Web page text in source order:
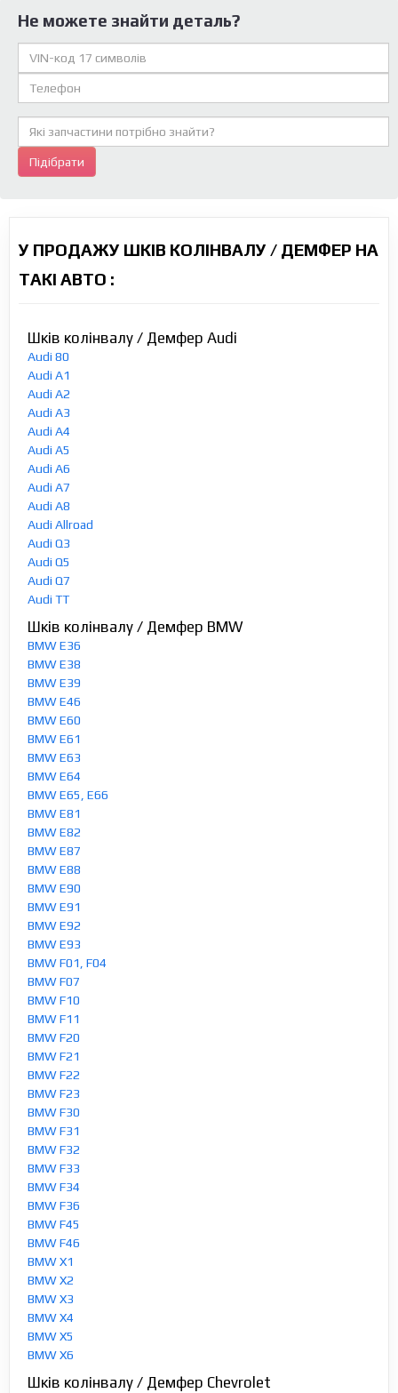
Не можете знайти деталь?
Підібрати
У ПРОДАЖУ ШКІВ КОЛІНВАЛУ / ДЕМФЕР НА
ТАКІ АВТО :
Шків колінвалу / Демфер Audi
Audi 80
Audi A1
Audi A2
Audi A3
Audi A4
Audi A5
Audi A6
Audi A7
Audi A8
Audi Allroad
Audi Q3
Audi Q5
Audi Q7
Audi TT
Шків колінвалу / Демфер BMW
BMW E36
BMW E38
BMW E39
BMW E46
BMW E60
BMW E61
BMW E63
BMW E64
BMW E65, E66
BMW E81
BMW E82
BMW E87
BMW E88
BMW E90
BMW E91
BMW E92
BMW E93
BMW F01, F04
BMW F07
BMW F10
BMW F11
BMW F20
BMW F21
BMW F22
BMW F23
BMW F30
BMW F31
BMW F32
BMW F33
BMW F34
BMW F36
BMW F45
BMW F46
BMW X1
BMW X2
BMW X3
BMW X4
BMW X5
BMW X6
Шків колінвалу / Демфер Chevrolet